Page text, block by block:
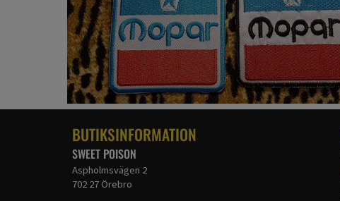
BUTIKSINFORMATION
SWEET POISON
Aspholmsvägen 2
702 27 Örebro